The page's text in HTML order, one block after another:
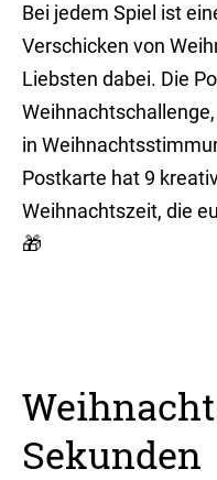
Bei jedem Spiel ist
Verschicken von
Liebsten dabei. Die
in
Postkarte hat 9
Weihnachtszeit, die
🎁
Sekunden